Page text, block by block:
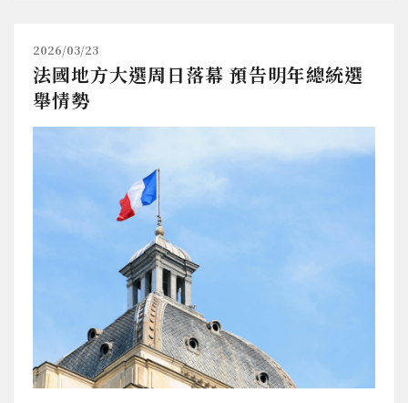
2026/03/23
法國地方大選周日落幕 預告明年總統選
舉情勢